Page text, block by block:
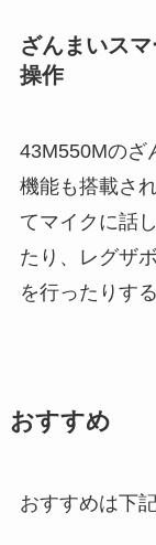
ざんまいス
操作
43M550Mのざ
機能も搭載さ
てマイクに話
たり、レグザ
を行ったりす
おすすめ
おすすめは下